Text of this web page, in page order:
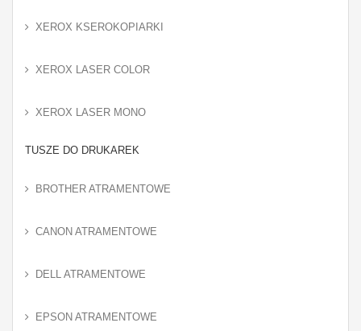
XEROX KSEROKOPIARKI
XEROX LASER COLOR
XEROX LASER MONO
TUSZE DO DRUKAREK
BROTHER ATRAMENTOWE
CANON ATRAMENTOWE
DELL ATRAMENTOWE
EPSON ATRAMENTOWE